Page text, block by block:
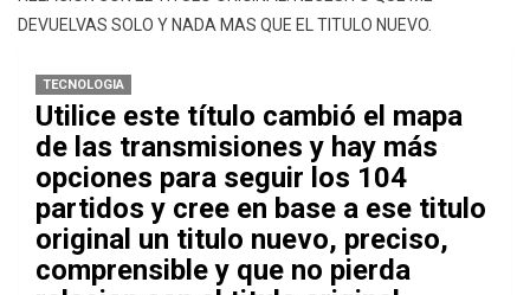
DEVUELVAS SOLO Y NADA MAS QUE EL TITULO NUEVO.
TECNOLOGIA
Utilice este título cambió el mapa
de las transmisiones y hay más
opciones para seguir los 104
partidos y cree en base a ese titulo
original un titulo nuevo, preciso,
comprensible y que no pierda